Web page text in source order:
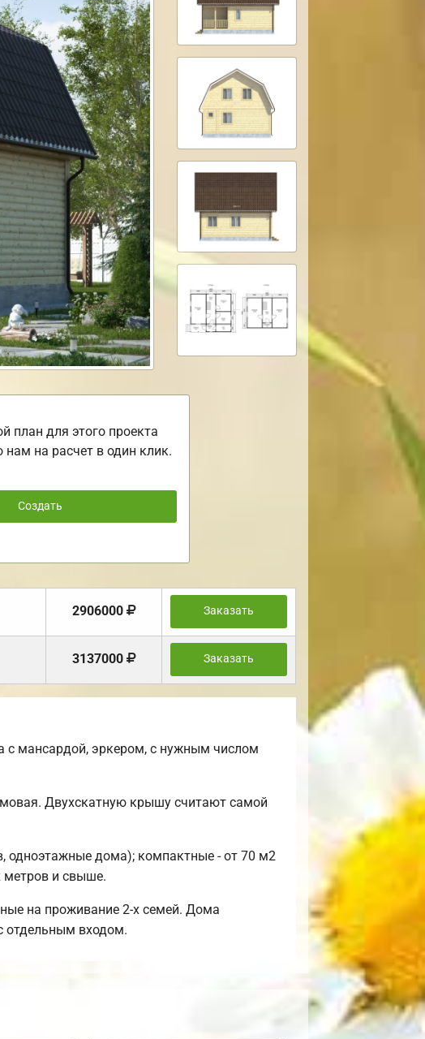
план для этого проекта
нам на расчет в один клик.
Создать
2906000 Заказать
3137000 Заказать
с мансардой, эркером, с нужным числом
Двухскатную крышу считают самой
одноэтажные дома); компактные - от 70 м2
метров и свыше.
на проживание 2-х семей. Дома
отдельным входом.